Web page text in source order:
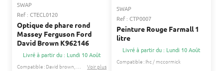
SWAP
Ref : CTECL0120
Optique de phare rond
Massey Ferguson Ford
David Brown K962146
Livré à partir du : Lundi 10 Août
Compatible : David brown Ford / fordson
Voir plus
SWAP
Ref : CTP0007
Peinture Rouge Farmall 1
litre
Livré à partir du : Lundi 10 Août
Compatible : Ihc / mccormick